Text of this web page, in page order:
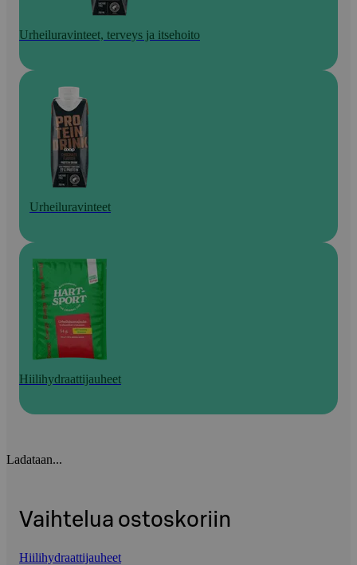
Urheiluravinteet, terveys ja itsehoito
Urheiluravinteet
Hiilihydraattijauheet
Ladataan...
Vaihtelua ostoskoriin
Hiilihydraattijauheet